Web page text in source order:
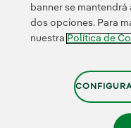
Smart Grids
Innovation Hub
banner se
dos opciones. Para
nuestra Política de